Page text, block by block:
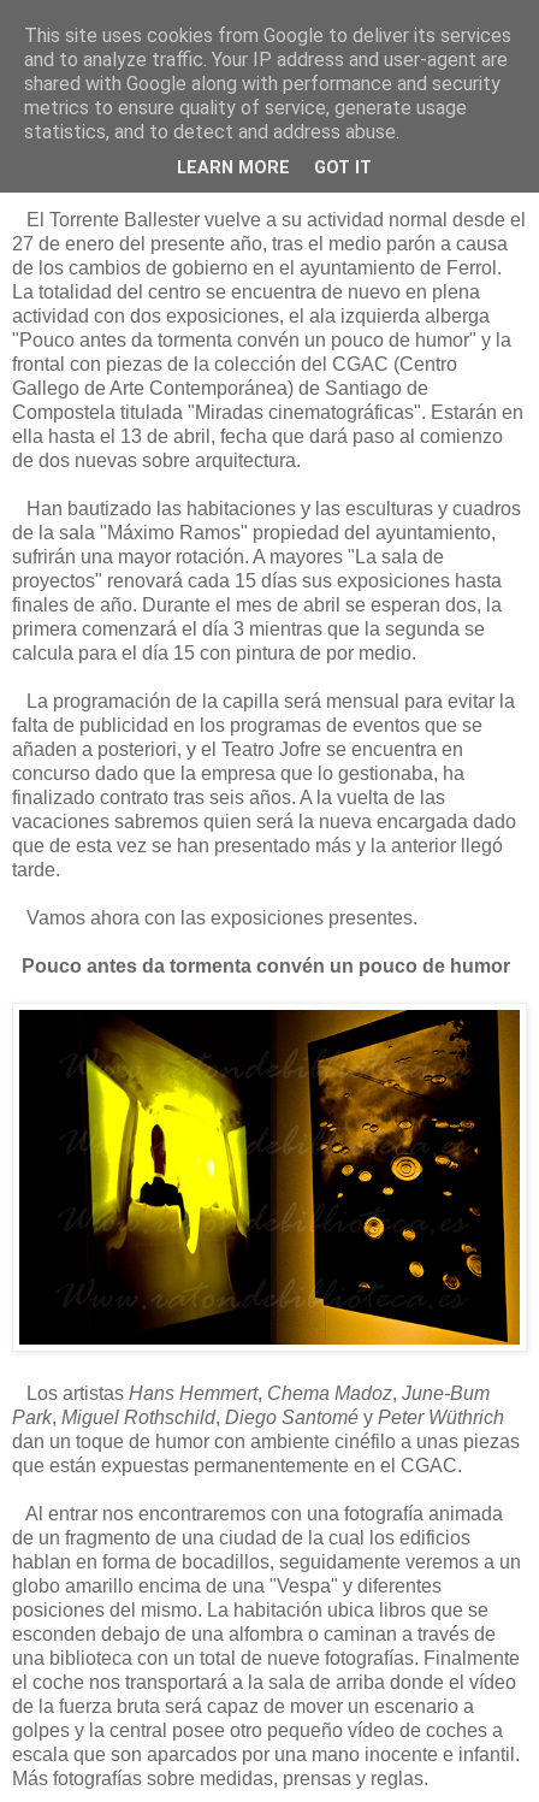
Está de pinga
1/4/12
De nuevo me abres tu puerta
El Torrente Ballester vuelve a su actividad normal desde el
27 de enero del presente año, tras el medio parón a causa
de los cambios de gobierno en el ayuntamiento de Ferrol.
La totalidad del centro se encuentra de nuevo en plena
actividad con dos exposiciones, el ala izquierda alberga
"Pouco antes da tormenta convén un pouco de humor" y la
frontal con piezas de la colección del CGAC (Centro
Gallego de Arte Contemporánea) de Santiago de
Compostela titulada "Miradas cinematográficas". Estarán en
ella hasta el 13 de abril, fecha que dará paso al comienzo
de dos nuevas sobre arquitectura.
Han bautizado las habitaciones y las esculturas y cuadros
de la sala "Máximo Ramos" propiedad del ayuntamiento,
sufrirán una mayor rotación. A mayores "La sala de
proyectos" renovará cada 15 días sus exposiciones hasta
finales de año. Durante el mes de abril se esperan dos, la
primera comenzará el día 3 mientras que la segunda se
calcula para el día 15 con pintura de por medio.
La programación de la capilla será mensual para evitar la
falta de publicidad en los programas de eventos que se
añaden a posteriori, y el Teatro Jofre se encuentra en
concurso dado que la empresa que lo gestionaba, ha
finalizado contrato tras seis años. A la vuelta de las
vacaciones sabremos quien será la nueva encargada dado
que de esta vez se han presentado más y la anterior llegó
tarde.
Vamos ahora con las exposiciones presentes.
Pouco antes da tormenta convén un pouco de humor
Los artistas Hans Hemmert, Chema Madoz, June-Bum
Park, Miguel Rothschild, Diego Santomé y Peter Wüthrich
dan un toque de humor con ambiente cinéfilo a unas piezas
que están expuestas permanentemente en el CGAC.
Al entrar nos encontraremos con una fotografía animada
de un fragmento de una ciudad de la cual los edificios
hablan en forma de bocadillos, seguidamente veremos a un
globo amarillo encima de una "Vespa" y diferentes
posiciones del mismo. La habitación ubica libros que se
esconden debajo de una alfombra o caminan a través de
una biblioteca con un total de nueve fotografías. Finalmente
el coche nos transportará a la sala de arriba donde el vídeo
de la fuerza bruta será capaz de mover un escenario a
golpes y la central posee otro pequeño vídeo de coches a
escala que son aparcados por una mano inocente e infantil.
Más fotografías sobre medidas, prensas y reglas.
This site uses cookies from Google to deliver its services
and to analyze traffic. Your IP address and user-agent are
shared with Google along with performance and security
metrics to ensure quality of service, generate usage
statistics, and to detect and address abuse.
LEARN MORE GOT IT